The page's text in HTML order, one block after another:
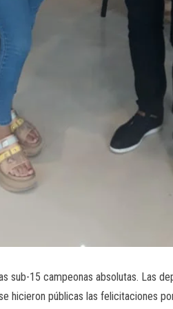
sub-15 campeonas absolutas. Las
hicieron públicas las felicitaciones